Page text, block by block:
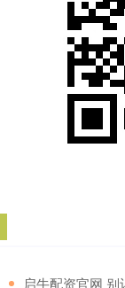
启牛配资官网 别